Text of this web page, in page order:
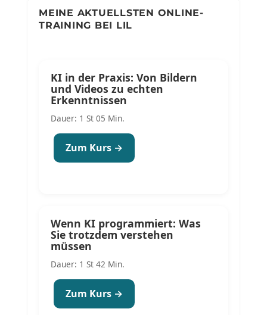
MEINE AKTUELLSTEN ONLINE-
TRAINING BEI LIL
KI in der Praxis: Von Bildern
und Videos zu echten
Erkenntnissen
Dauer: 1 St 05 Min.
Zum Kurs →
Wenn KI programmiert: Was
Sie trotzdem verstehen
müssen
Dauer: 1 St 42 Min.
Zum Kurs →